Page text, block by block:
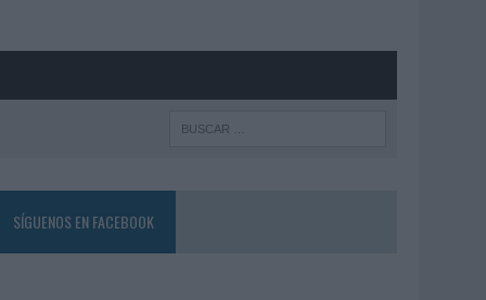
SÍGUENOS EN FACEBOOK